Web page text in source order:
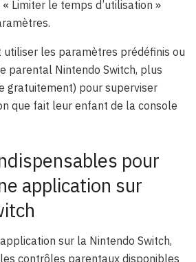
Limiter le temps d’utilisation »
utiliser les paramètres prédéfinis ou
parental Nintendo Switch, plus
gratuitement) pour superviser
que fait leur enfant de la console
pour
application sur
sur la Nintendo Switch,
contrôles parentaux disponibles